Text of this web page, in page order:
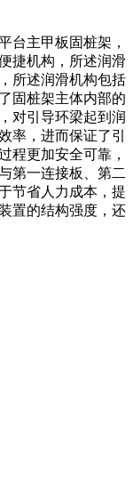
台主甲板固桩架，
捷机构，所述润滑
所述润滑机构包括
固桩架主体内部的
对引导环梁起到润
率，进而保证了引
程更加安全可靠，
第一连接板、第二
节省人力成本，提
置的结构强度，还